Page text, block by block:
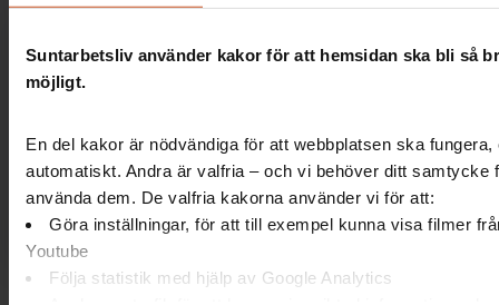
Suntarbetsliv använder kakor för att hemsidan ska bli så
möjligt.
En del kakor är nödvändiga för att webbplatsen ska
automatiskt. Andra är valfria – och vi behöver ditt samtycke
använda dem. De valfria kakorna använder vi för att:
Göra inställningar, för att till exempel kunna visa filmer
Youtube
Följa statistik med hjälp av Google Analytics